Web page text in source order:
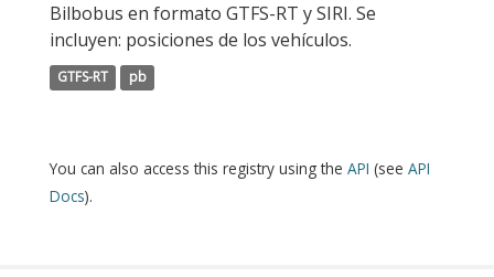
Bilbobus en formato GTFS-RT y SIRI. Se
incluyen: posiciones de los vehículos.
GTFS-RT pb
You can also access this registry using the API (see API
Docs).